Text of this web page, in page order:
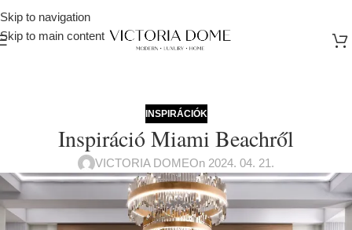
Skip to navigation
Skip to main content
INSPIRÁCIÓK
Inspiráció Miami Beachről
VICTORIA DOMEOn 2024. 04. 21.